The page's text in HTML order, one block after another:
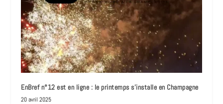
EnBref n°12 est en ligne : le printemps s’installe en Champagne
20 avril 2025